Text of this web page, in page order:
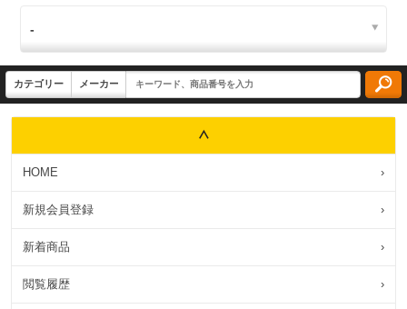
HOME ›
新規会員登録 ›
新着商品 ›
閲覧履歴 ›